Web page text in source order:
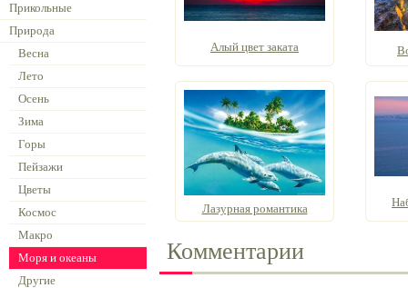
Прикольные
Природа
Весна
Лето
Осень
Зима
Горы
Пейзажи
Цветы
Космос
Макро
Моря и океаны
Другие
Алый цвет заката
Лазурная романтика
Комментарии